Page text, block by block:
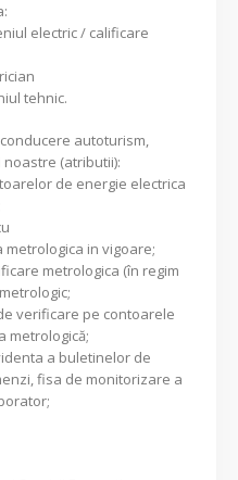
electric / calificare
tehnic.
autoturism,
(atributii):
de energie electrica
in vigoare;
metrologica (în regim
verificare pe contoarele
metrologică;
a buletinelor de
fisa de monitorizare a